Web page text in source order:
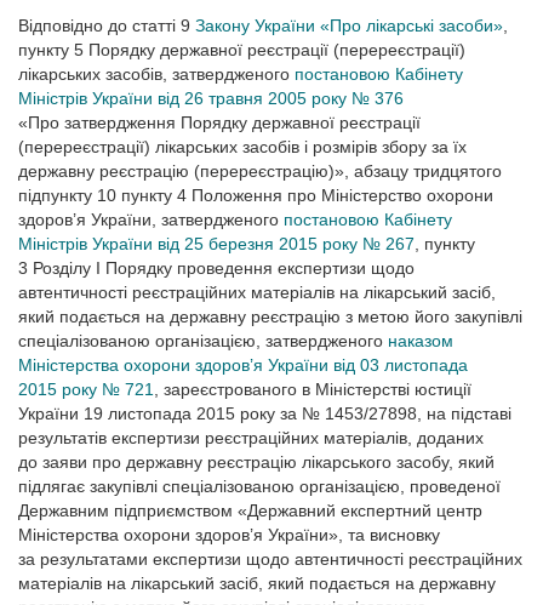
Відповідно до статті 9 Закону України «Про лікарські засоби»
пункту 5 Порядку державної реєстрації (перереєстрації)
лікарських засобів, затвердженого постановою Кабінету
Міністрів України від 26 травня 2005 року № 376
«Про затвердження Порядку державної реєстрації
(перереєстрації) лікарських засобів і розмірів збору за їх
державну реєстрацію (перереєстрацію)», абзацу тридцятого
підпункту 10 пункту 4 Положення про Міністерство охорони
здоров’я України, затвердженого постановою Кабінету
Міністрів України від 25 березня 2015 року № 267 , пункту
3 Розділу І Порядку проведення експертизи щодо
автентичності реєстраційних матеріалів на лікарський засіб,
який подається на державну реєстрацію з метою його закупівлі
спеціалізованою організацією, затвердженого наказом
Міністерства охорони здоров’я України від 03 листопада
2015 року № 721
, зареєстрованого в Міністерстві юстиції
України 19 листопада 2015 року за № 1453/27898, на підставі
результатів експертизи реєстраційних матеріалів, доданих
до заяви про державну реєстрацію лікарського засобу, який
підлягає закупівлі спеціалізованою організацією, проведеної
Державним підприємством «Державний експертний центр
Міністерства охорони здоров’я України», та висновку
за результатами експертизи щодо автентичності реєстраційних
матеріалів на лікарський засіб, який подається на державну